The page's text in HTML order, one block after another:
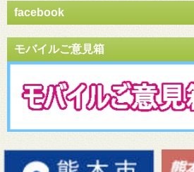
facebook
モバイルご意見箱